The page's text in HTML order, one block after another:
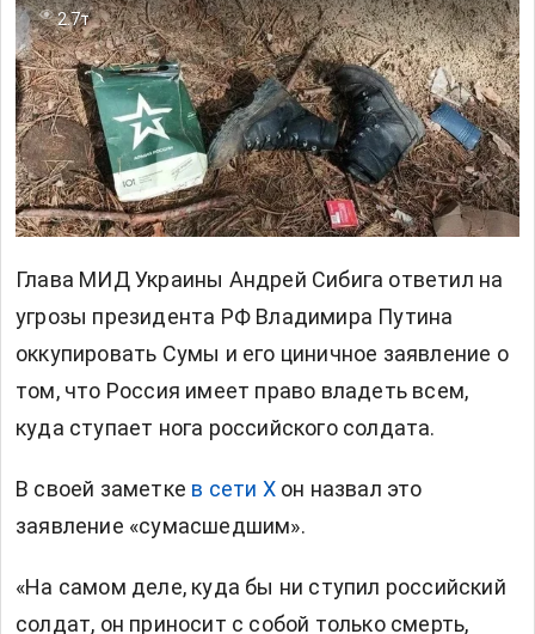
2.7т
Глава МИД Украины Андрей Сибига ответил на
угрозы президента РФ Владимира Путина
оккупировать Сумы и его циничное заявление о
том, что Россия имеет право владеть всем,
куда ступает нога российского солдата.
В своей заметке в сети Х он назвал это
заявление «сумасшедшим».
«На самом деле, куда бы ни ступил российский
солдат, он приносит с собой только смерть,